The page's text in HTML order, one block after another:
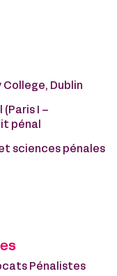
College, Dublin
I –
pénal
sciences pénales
Pénalistes